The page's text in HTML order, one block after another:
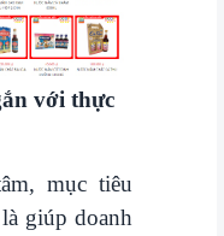
với thực
mục tiêu
giúp doanh